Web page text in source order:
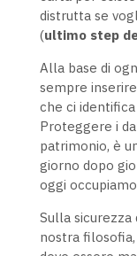
distrutta se
(ultimo step
Alla base di
sempre
che ci
Proteggere i
patrimonio, è
giorno dopo
oggi
Sulla
nostra